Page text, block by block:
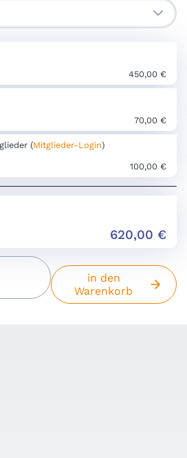
450,00 €
70,00 €
(Mitglieder-Login)
100,00 €
620,00 €
in den
Warenkorb